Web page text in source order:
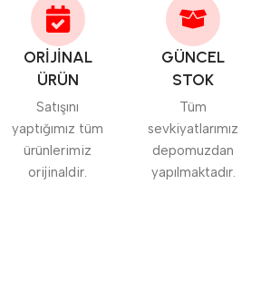
ORİJİNAL
ÜRÜN
Satışını
yaptığımız tüm
ürünlerimiz
orijinaldir.
GÜNCEL
STOK
Tüm
sevkiyatlarımız
depomuzdan
yapılmaktadır.